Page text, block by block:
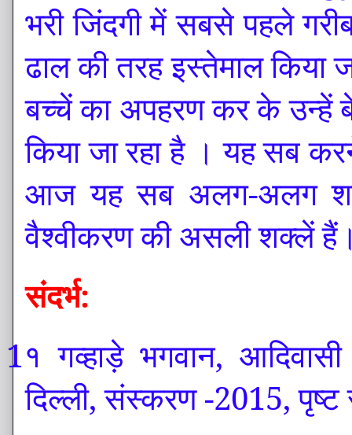
भरी जिंदगी में सबसे पहले
ढाल की तरह इस्तेमाल किया
बच्चें का अपहरण कर के उन्हें
किया जा रहा है । यह सब करने
आज यह सब अलग-अलग
वैश्वीकरण की असली शक्लें
संदर्भ:
1१गव्हाड़े भगवान,
दिल्ली, संस्करण -2015,